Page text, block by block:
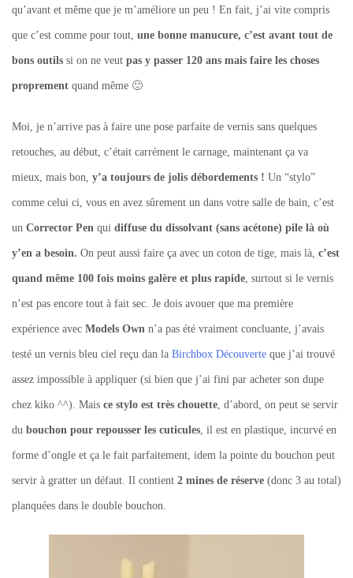
qu’avant et même que je m’améliore un peu ! En fait, j’ai vite compris
que c’est comme pour tout, une bonne manucure, c’est avant tout de
bons outils si on ne veut pas y passer 120 ans mais faire les choses
proprement quand même 🙂
Moi, je n’arrive pas à faire une pose parfaite de vernis sans quelques
retouches, au début, c’était carrément le carnage, maintenant ça va
mieux, mais bon, y’a toujours de jolis débordements ! Un “stylo”
comme celui ci, vous en avez sûrement un dans votre salle de bain, c’est
un Corrector Pen qui diffuse du dissolvant (sans acétone) pile là où
y’en a besoin. On peut aussi faire ça avec un coton de tige, mais là, c’est
quand même 100 fois moins galère et plus rapide , surtout si le vernis
n’est pas encore tout à fait sec. Je dois avouer que ma première
expérience avec Models Own n’a pas été vraiment concluante, j’avais
testé un vernis bleu ciel reçu dan la Birchbox Découverte que j’ai trouvé
assez impossible à appliquer (si bien que j’ai fini par acheter son dupe
chez kiko ^^). Mais ce stylo est très chouette , d’abord, on peut se servir
du bouchon pour repousser les cuticules , il est en plastique, incurvé en
forme d’ongle et ça le fait parfaitement, idem la pointe du bouchon peut
servir à gratter un défaut. Il contient 2 mines de réserve (donc 3 au total)
planquées dans le double bouchon.